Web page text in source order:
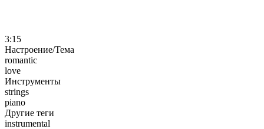
3:15
Настроение/Тема
romantic
love
Инструменты
strings
piano
Другие теги
instrumental